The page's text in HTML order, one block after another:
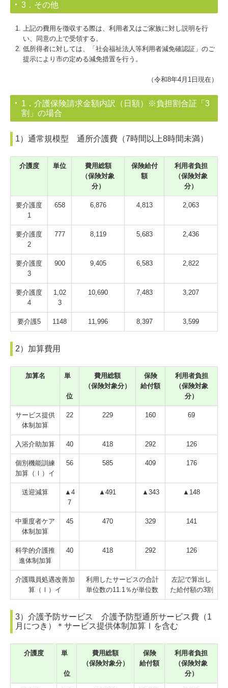
3．その他
上記の費用を徴収する際は、利用者又はご家族に対し説明を行
い、同意の上で受領する。
低所得者に対しては、「社会福祉法人等利用者減免確認証」のご
提示により市の定める減免措置を行う。
（令和8年4月1日現在）
1．介護保険請求金額内訳（日額）※負担割合証「3
割」の場合
1）通常規模型 通所介護費（7時間以上8時間未満）
介護度 単位
費用総額
（保険対象
分）
保険給付
額
利用者負担
（保険対象
分）
要介護度
1
658 6,876 4,813 2,063
要介護度
2
777 8,119 5,683 2,436
要介護度
3
900 9,405 6,583 2,822
要介護度
4
1,02
3
10,690 7,483 3,207
要介護5 1148 11,996 8,397 3,599
2）加算費用
加算名 単
位
費用総額
（保険対象分）
保険
給付額
利用者負担
（保険対象
分）
サービス提供
体制加算
22 229 160 69
入浴介助加算 40 418 292 126
個別機能訓練
加算（Ⅰ）イ
56 585 409 176
送迎減算
▲4
7
▲491 ▲343 ▲148
中重度者ケア
体制加算
45 470 329 141
科学的介護推
進体制加算
40 418 292 126
介護職員処遇改善加
算（Ⅰ）イ
利用したサービスの合計
単位数の11.1％が単位数
左記で算出し
た給付額の3割
3）介護予防サービス 介護予防型通所サービス費（1
月につき）＊サービス提供体制加算Ⅰを含む
介護度 単
位
費用総額
（保険対象分）
保険
給付額
利用者負担
（保険対象
分）